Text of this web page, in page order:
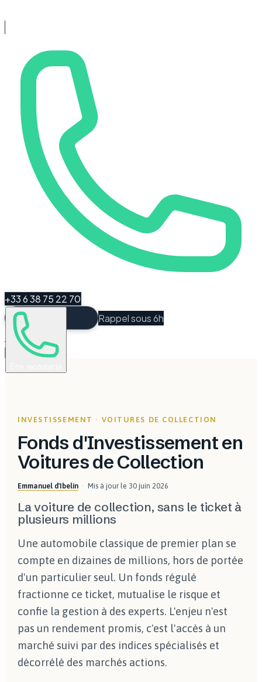
+33 6 38 75 22 70
Rappel sous 6h
Espace Client
INVESTISSEMENT · VOITURES DE COLLECTION
Fonds d'Investissement en
Voitures de Collection
Emmanuel d'Ibelin Mis à jour le 30 juin 2026
La voiture de collection, sans le ticket à
plusieurs millions
Une automobile classique de premier plan se
compte en dizaines de millions, hors de portée
d'un particulier seul. Un fonds régulé
fractionne ce ticket, mutualise le risque et
confie la gestion à des experts. L'enjeu n'est
pas un rendement promis, c'est l'accès à un
marché suivi par des indices spécialisés et
décorrélé des marchés actions.